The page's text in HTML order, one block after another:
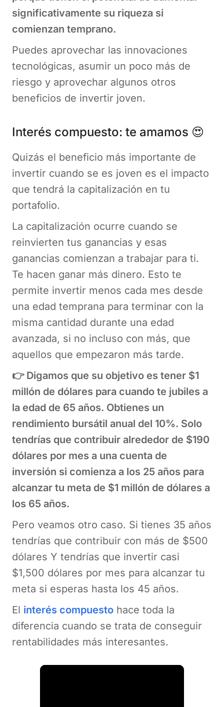
significativamente su riqueza si
comienzan temprano.
Puedes aprovechar las innovaciones
tecnológicas, asumir un poco más de
riesgo y aprovechar algunos otros
beneficios de invertir joven.
Interés compuesto: te amamos 😍
Quizás el beneficio más importante de
invertir cuando se es joven es el impacto
que tendrá la capitalización en tu
portafolio.
La capitalización ocurre cuando se
reinvierten tus ganancias y esas
ganancias comienzan a trabajar para ti.
Te hacen ganar más dinero. Esto te
permite invertir menos cada mes desde
una edad temprana para terminar con la
misma cantidad durante una edad
avanzada, si no incluso con más, que
aquellos que empezaron más tarde.
👉 Digamos que su objetivo es tener $1
millón de dólares para cuando te jubiles a
la edad de 65 años. Obtienes un
rendimiento bursátil anual del 10%. Solo
tendrías que contribuir alrededor de $190
dólares por mes a una cuenta de
inversión si comienza a los 25 años para
alcanzar tu meta de $1 millón de dólares a
los 65 años.
Pero veamos otro caso. Si tienes 35 años
tendrías que contribuir con más de $500
dólares Y tendrías que invertir casi
$1,500 dólares por mes para alcanzar tu
meta si esperas hasta los 45 años.
El interés compuesto hace toda la
diferencia cuando se trata de conseguir
rentabilidades más interesantes.